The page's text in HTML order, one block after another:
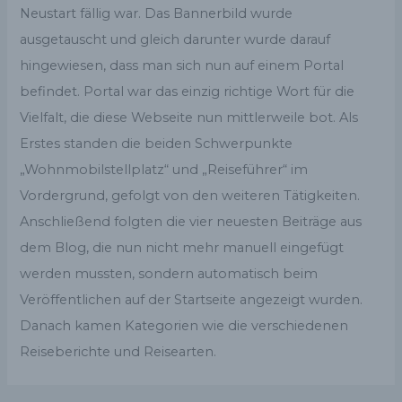
Neustart fällig war. Das Bannerbild wurde
ausgetauscht und gleich darunter wurde darauf
hingewiesen, dass man sich nun auf einem Portal
befindet. Portal war das einzig richtige Wort für die
Vielfalt, die diese Webseite nun mittlerweile bot. Als
Erstes standen die beiden Schwerpunkte
„Wohnmobilstellplatz“ und „Reiseführer“ im
Vordergrund, gefolgt von den weiteren Tätigkeiten.
Anschließend folgten die vier neuesten Beiträge aus
dem Blog, die nun nicht mehr manuell eingefügt
werden mussten, sondern automatisch beim
Veröffentlichen auf der Startseite angezeigt wurden.
Danach kamen Kategorien wie die verschiedenen
Reiseberichte und Reisearten.